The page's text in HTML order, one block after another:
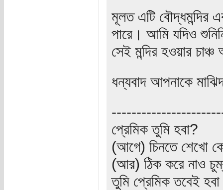
মূলত এটি বৌদ্ধমন্দির
পারে। আমি যদিও
সেই মন্দির হওয়ার
ধন্যবাদ আপনাকে
প্রেমিক তুমি হবা?
(আগে) চিনতে শেখো
(আর) ঠিক করে নাও
তুমি প্রেমিক তবেই